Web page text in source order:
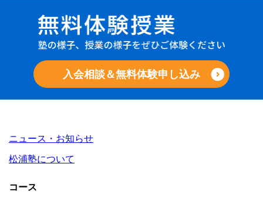
入会相談＆無料体験申し込み
ニュース・お知らせ
松浦塾について
コース